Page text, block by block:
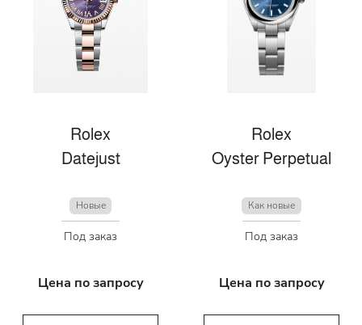
Rolex
Datejust
Новые
Под заказ
Цена по запросу
Rolex
Oyster Perpetual
Как новые
Под заказ
Цена по запросу